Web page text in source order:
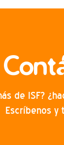
de ISF?
Escríbenos y